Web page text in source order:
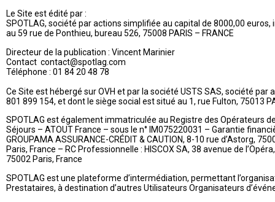
Le Site est édité par :
SPOTLAG, société par actions simplifiée au capital de 8000,00
au 59 rue de Ponthieu, bureau 526, 75008 PARIS – FRANCE
Directeur de la publication : Vincent Marinier
Contact contact@spotlag.com
Téléphone : 01 84 20 48 78
Ce Site est hébergé sur OVH et par la société USTS SAS, société
801 899 154, et dont le siège social est situé au 1, rue Fulton, 75013
SPOTLAG est également immatriculée au Registre des Opérateurs
Séjours – ATOUT France – sous le n° IM075220031 – Garantie
GROUPAMA ASSURANCE-CRÉDIT & CAUTION, 8-10 rue d’Astorg,
Paris, France – RC Professionnelle : HISCOX SA, 38 avenue de l’Opéra,
75002 Paris, France
SPOTLAG est une plateforme d’intermédiation, permettant
Prestataires, à destination d’autres Utilisateurs Organisateurs